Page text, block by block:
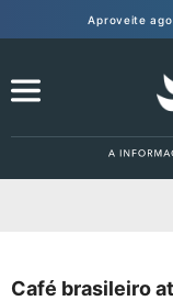
Aproveite
Café brasileiro